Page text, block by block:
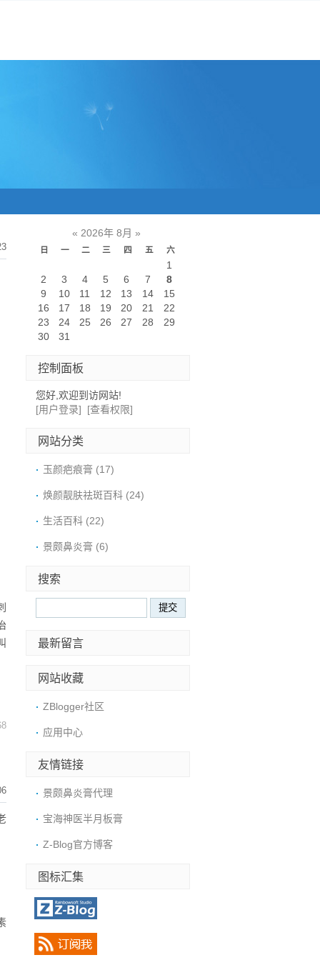
« 2026年 8月 »
日 一 二 三 四 五 六
1
2
3 4 5 6 7
8
9
10 11 12 13 14
15
16
17 18 19 20 21
22
23
24 25 26 27 28
29
30
31
控制面板
您好,欢迎到访网站!
[用户登录]
[查看权限]
网站分类
玉颜疤痕膏 (17)
焕颜靓肤祛斑百科 (24)
生活百科 (22)
景颇鼻炎膏 (6)
搜索
最新留言
网站收藏
ZBlogger社区
应用中心
友情链接
景颇鼻炎膏代理
宝海神医半月板膏
Z-Blog官方博客
图标汇集